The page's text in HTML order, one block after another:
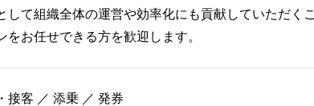
て組織全体の運営や効率化にも貢献していただくこ
お任せできる方を歓迎します。
接客 ／ 添乗 ／ 発券